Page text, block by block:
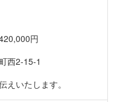
円
西2-15-1
えいたします。